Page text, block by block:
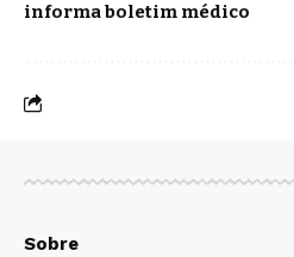
informa boletim médico
Sobre